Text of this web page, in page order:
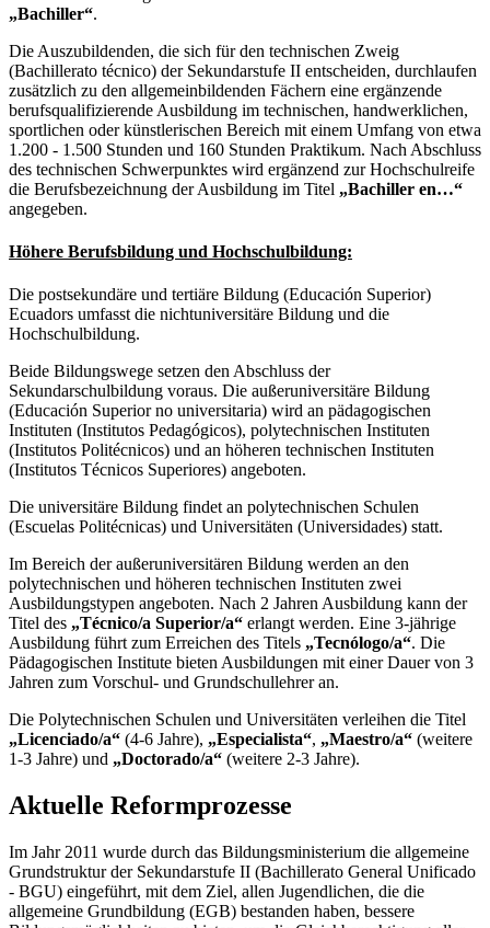
„Bachiller“.
Die Auszubildenden, die sich für den technischen Zweig
(Bachillerato técnico) der Sekundarstufe II entscheiden, durchlaufen
zusätzlich zu den allgemeinbildenden Fächern eine ergänzende
berufsqualifizierende Ausbildung im technischen, handwerklichen,
sportlichen oder künstlerischen Bereich mit einem Umfang von etwa
1.200 - 1.500 Stunden und 160 Stunden Praktikum. Nach Abschluss
des technischen Schwerpunktes wird ergänzend zur Hochschulreife
die Berufsbezeichnung der Ausbildung im Titel „Bachiller en…“
angegeben.
Höhere Berufsbildung und Hochschulbildung:
Die postsekundäre und tertiäre Bildung (Educación Superior)
Ecuadors umfasst die nichtuniversitäre Bildung und die
Hochschulbildung.
Beide Bildungswege setzen den Abschluss der
Sekundarschulbildung voraus. Die außeruniversitäre Bildung
(Educación Superior no universitaria) wird an pädagogischen
Instituten (Institutos Pedagógicos), polytechnischen Instituten
(Institutos Politécnicos) und an höheren technischen Instituten
(Institutos Técnicos Superiores) angeboten.
Die universitäre Bildung findet an polytechnischen Schulen
(Escuelas Politécnicas) und Universitäten (Universidades) statt.
Im Bereich der außeruniversitären Bildung werden an den
polytechnischen und höheren technischen Instituten zwei
Ausbildungstypen angeboten. Nach 2 Jahren Ausbildung kann der
Titel des „Técnico/a Superior/a“ erlangt werden. Eine 3-jährige
Ausbildung führt zum Erreichen des Titels „Tecnólogo/a“. Die
Pädagogischen Institute bieten Ausbildungen mit einer Dauer von 3
Jahren zum Vorschul- und Grundschullehrer an.
Die Polytechnischen Schulen und Universitäten verleihen die Titel
„Licenciado/a“ (4-6 Jahre), „Especialista“, „Maestro/a“ (weitere
1-3 Jahre) und „Doctorado/a“ (weitere 2-3 Jahre).
Aktuelle Reformprozesse
Im Jahr 2011 wurde durch das Bildungsministerium die allgemeine
Grundstruktur der Sekundarstufe II (Bachillerato General Unificado
- BGU) eingeführt, mit dem Ziel, allen Jugendlichen, die die
allgemeine Grundbildung (EGB) bestanden haben, bessere